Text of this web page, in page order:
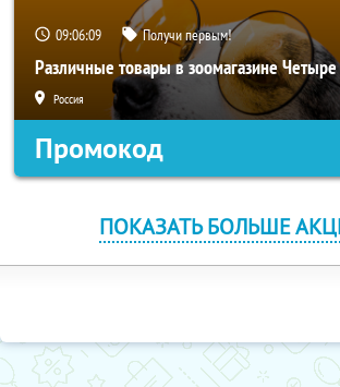
09:06:09 Получи первым!
Различные товары в зоомагазине
Россия
Промокод
ПОКАЗАТЬ БОЛЬШЕ